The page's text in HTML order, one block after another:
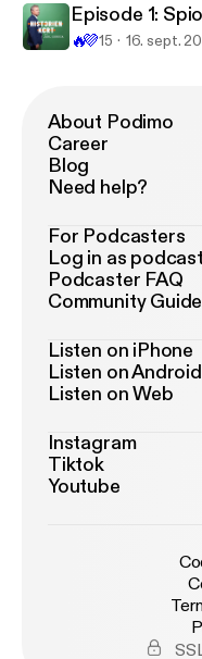
Episode 1:
🔥💜15 16. sept.
About Podimo
Career
Blog
Need help?
For Podcasters
Log in as
Podcaster FAQ
Community
Listen on iPhone
Listen on Android
Listen on Web
Instagram
Tiktok
Youtube